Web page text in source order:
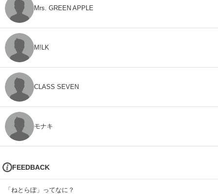
Mrs. GREEN APPLE
M!LK
CLASS SEVEN
モナキ
FEEDBACK
「ねとらぼ」ってなに？